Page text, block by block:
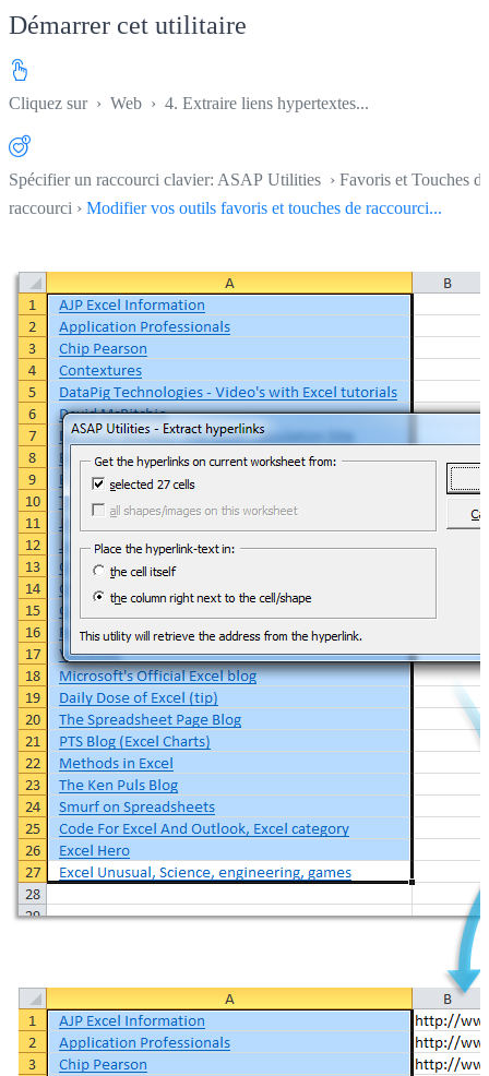
Démarrer cet utilitaire
Cliquez sur › Web › 4. Extraire liens hypertextes...
Spécifier un raccourci clavier: ASAP Utilities › Favoris et Touches de
raccourci › Modifier vos outils favoris et touches de raccourci...